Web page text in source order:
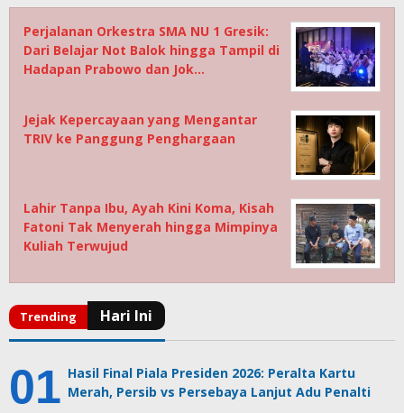
Perjalanan Orkestra SMA NU 1 Gresik:
Dari Belajar Not Balok hingga Tampil di
Hadapan Prabowo dan Jok…
Jejak Kepercayaan yang Mengantar
TRIV ke Panggung Penghargaan
Lahir Tanpa Ibu, Ayah Kini Koma, Kisah
Fatoni Tak Menyerah hingga Mimpinya
Kuliah Terwujud
Hasil Final Piala Presiden 2026: Peralta Kartu
Merah, Persib vs Persebaya Lanjut Adu Penalti